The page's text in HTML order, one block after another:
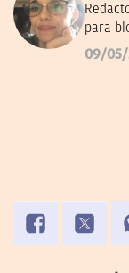
para
desde
09/05/